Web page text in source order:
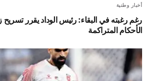
أخبار وطنية
رغم رغبته في البقاء: رئيس الوداد يقرر
الأحكام المتراكمة